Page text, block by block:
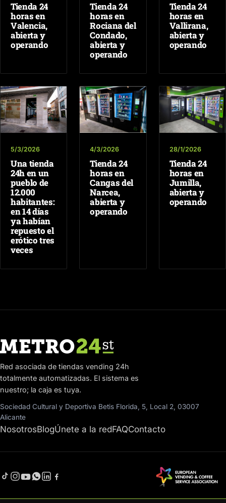
Tienda 24
horas en
Valencia,
abierta y
operando
Tienda 24
horas en
Rociana del
Condado,
abierta y
operando
Tienda 24
horas en
Vallirana,
abierta y
operando
5/3/2026
Una tienda
24h en un
pueblo de
12.000
habitantes:
en 14 días
ya habían
repuesto el
erótico tres
veces
4/3/2026
Tienda 24
horas en
Cangas del
Narcea,
abierta y
operando
28/1/2026
Tienda 24
horas en
Jumilla,
abierta y
operando
Red asociada de tiendas vending 24h
totalmente automatizadas. El sistema es
nuestro; la caja es tuya.
Sociedad Cultural y Deportiva Betis Florida, 5, Local 2, 03007
Alicante
NosotrosBlogÚnete a la redFAQContacto